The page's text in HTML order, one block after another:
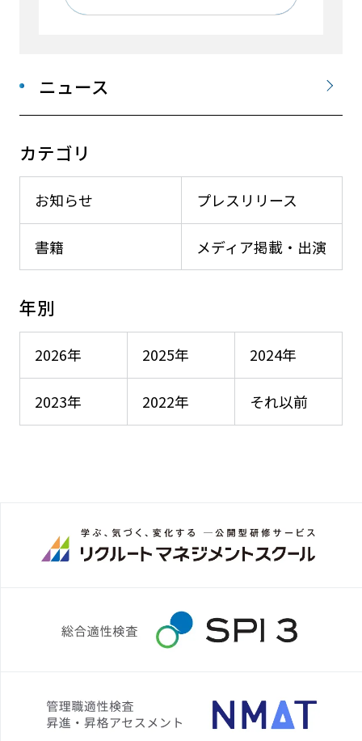
ニュース
カテゴリ
お知らせ プレスリリース
メディア掲載・出演
書籍
年別
2026年 2025年 2024年
2023年 2022年 それ以前